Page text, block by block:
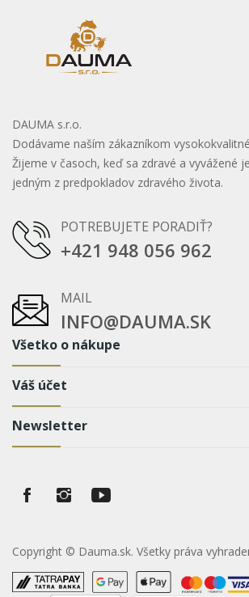
DAUMA s.r.o.
Dodávame naším zákazníkom
Žijeme v časoch, keď sa zdravé a vyvážené
jedným z predpokladov zdravého života.
POTREBUJETE PORADIŤ?
+421 948 056 962
MAIL
INFO@DAUMA.SK
Všetko o nákupe
Váš účet
Newsletter
Copyright © Dauma.sk. Všetky práva